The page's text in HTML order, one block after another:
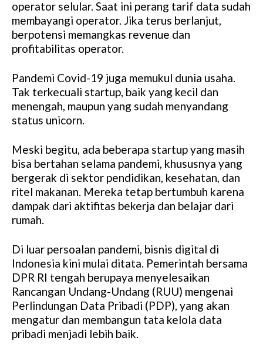
operator selular. Saat ini perang tarif data sudah
membayangi operator. Jika terus berlanjut,
berpotensi memangkas revenue dan
profitabilitas operator.
Pandemi Covid-19 juga memukul dunia usaha.
Tak terkecuali startup, baik yang kecil dan
menengah, maupun yang sudah menyandang
status unicorn.
Meski begitu, ada beberapa startup yang masih
bisa bertahan selama pandemi, khususnya yang
bergerak di sektor pendidikan, kesehatan, dan
ritel makanan. Mereka tetap bertumbuh karena
dampak dari aktifitas bekerja dan belajar dari
rumah.
Di luar persoalan pandemi, bisnis digital di
Indonesia kini mulai ditata. Pemerintah bersama
DPR RI tengah berupaya menyelesaikan
Rancangan Undang-Undang (RUU) mengenai
Perlindungan Data Pribadi (PDP), yang akan
mengatur dan membangun tata kelola data
pribadi menjadi lebih baik.